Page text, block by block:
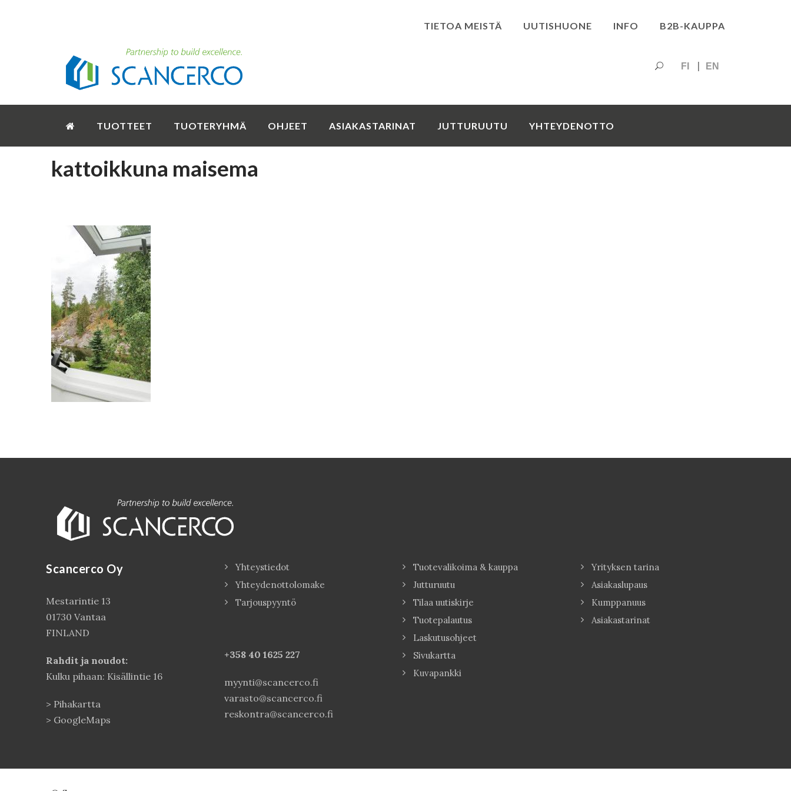
TIETOA MEISTÄ UUTISHUONE INFO B2B-KAUPPA
FI EN
TUOTTEET TUOTERYHMÄ OHJEET ASIAKASTARINAT JUTTURUUTU YHTEYDENOTTO
kattoikkuna maisema
Scancerco Oy
Mestarintie 13
01730 Vantaa
FINLAND
Rahdit ja noudot:
Kulku pihaan: Kisällintie 16
> Pihakartta
> GoogleMaps
Yhteystiedot
Yhteydenottolomake
Tarjouspyyntö
+358 40 1625 227
myynti@scancerco.fi
varasto@scancerco.fi
reskontra@scancerco.fi
Tuotevalikoima & kauppa
Jutturuutu
Tilaa uutiskirje
Tuotepalautus
Laskutusohjeet
Sivukartta
Kuvapankki
Yrityksen tarina
Asiakaslupaus
Kumppanuus
Asiakastarinat